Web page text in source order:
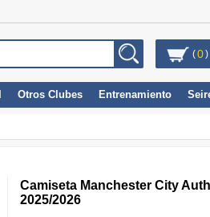
(0)
Otros Clubes Entrenamiento
Camiseta Manchester City
2025/2026